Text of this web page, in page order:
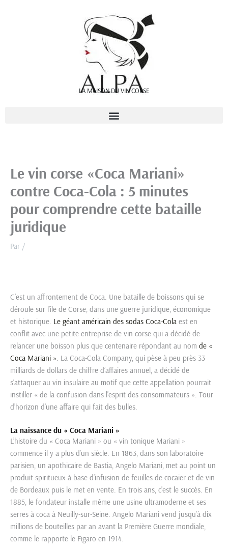
LA MAISON DU VIN CORSE
Le vin corse «Coca Mariani»
contre Coca-Cola : 5 minutes
pour comprendre cette bataille
juridique
Par /
C’est un affrontement de Coca. Une bataille de boissons qui se
déroule sur l’île de Corse, dans une guerre juridique, économique
et historique. Le géant américain des sodas Coca-Cola est en
conflit avec une petite entreprise de vin corse qui a décidé de
relancer une boisson plus que centenaire répondant au nom de «
Coca Mariani ». La Coca-Cola Company, qui pèse à peu près 33
milliards de dollars de chiffre d’affaires annuel, a décidé de
s’attaquer au vin insulaire au motif que cette appellation pourrait
instiller « de la confusion dans l’esprit des consommateurs ». Tour
d’horizon d’une affaire qui fait des bulles.
La naissance du « Coca Mariani »
L’histoire du « Coca Mariani » ou « vin tonique Mariani »
commence il y a plus d’un siècle. En 1863, dans son laboratoire
parisien, un apothicaire de Bastia, Angelo Mariani, met au point un
produit spiritueux à base d’infusion de feuilles de cocaïer et de vin
de Bordeaux puis le met en vente. En trois ans, c’est le succès. En
1885, le fondateur installe même une usine ultramoderne et ses
serres à coca à Neuilly-sur-Seine. Angelo Mariani vend jusqu’à dix
millions de bouteilles par an avant la Première Guerre mondiale,
comme le rapporte le Figaro en 1914.